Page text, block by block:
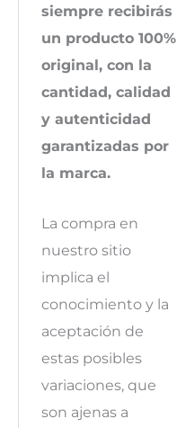
siempre recibirás
un producto 100%
original, con la
cantidad, calidad
y autenticidad
garantizadas por
la marca.
La compra en
nuestro sitio
implica el
conocimiento y la
aceptación de
estas posibles
variaciones, que
son ajenas a